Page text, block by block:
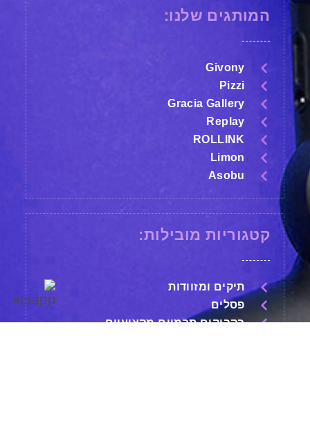
המותגים שלנו:
Givony
Pizzi
Gracia Gallery
Replay
ROLLINK
Limon
Asobu
קטגוריות מובילות:
תיקים ומזוודות
פסלים
בקבוקים תרמיים מקצועיים